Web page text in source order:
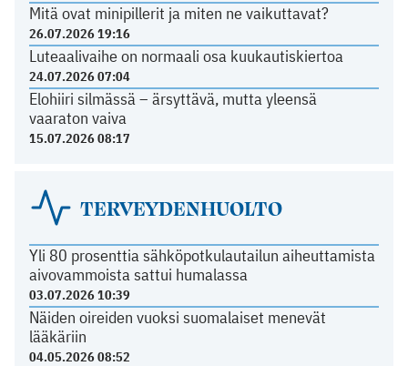
Mitä ovat minipillerit ja miten ne vaikuttavat?
26.07.2026 19:16
Luteaalivaihe on normaali osa kuukautiskiertoa
24.07.2026 07:04
Elohiiri silmässä – ärsyttävä, mutta yleensä
vaaraton vaiva
15.07.2026 08:17
TERVEYDENHUOLTO
Yli 80 prosenttia sähköpotkulautailun aiheuttamista
aivovammoista sattui humalassa
03.07.2026 10:39
Näiden oireiden vuoksi suomalaiset menevät
lääkäriin
04.05.2026 08:52